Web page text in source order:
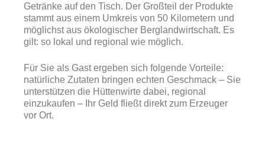
Getränke auf den Tisch. Der Großteil der Produkte
stammt aus einem Umkreis von 50 Kilometern und
möglichst aus ökologischer Berglandwirtschaft. Es
gilt: so lokal und regional wie möglich.
Für Sie als Gast ergeben sich folgende Vorteile:
natürliche Zutaten bringen echten Geschmack – Sie
unterstützen die Hüttenwirte dabei, regional
einzukaufen – Ihr Geld fließt direkt zum Erzeuger
vor Ort.